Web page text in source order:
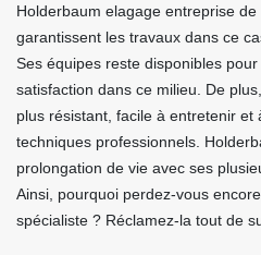
Holderbaum elagage entreprise
garantissent les travaux dans ce
Ses équipes reste disponibles
satisfaction dans ce milieu. De
plus résistant, facile à entretenir et
techniques professionnels.
prolongation de vie avec ses
Ainsi, pourquoi perdez-vous
spécialiste ? Réclamez-la tout de